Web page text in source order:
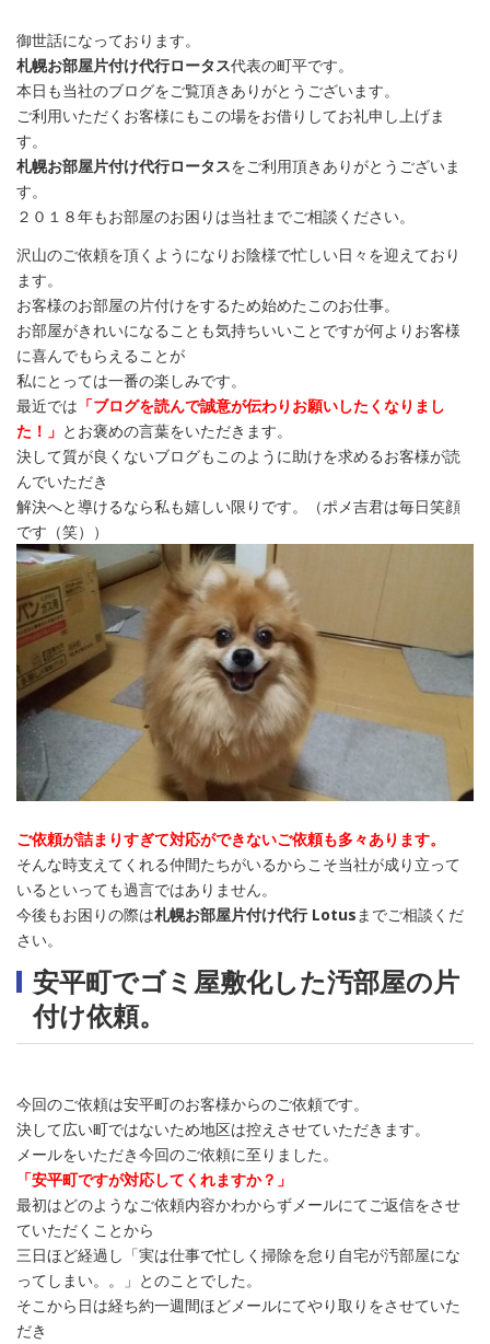
御世話になっております。
札幌お部屋片付け代行ロータス代表の町平です。
本日も当社のブログをご覧頂きありがとうございます。
ご利用いただくお客様にもこの場をお借りしてお礼申し上げま
す。
札幌お部屋片付け代行ロータスをご利用頂きありがとうございま
す。
２０１８年もお部屋のお困りは当社までご相談ください。
沢山のご依頼を頂くようになりお陰様で忙しい日々を迎えており
ます。
お客様のお部屋の片付けをするため始めたこのお仕事。
お部屋がきれいになることも気持ちいいことですが何よりお客様
に喜んでもらえることが
私にとっては一番の楽しみです。
最近では 「ブログを読んで誠意が伝わりお願いしたくなりまし
た！」 とお褒めの言葉をいただきます。
決して質が良くないブログもこのように助けを求めるお客様が読
んでいただき
解決へと導けるなら私も嬉しい限りです。（ポメ吉君は毎日笑顔
です（笑））
ご依頼が詰まりすぎて対応ができないご依頼も多々あります。
そんな時支えてくれる仲間たちがいるからこそ当社が成り立って
いるといっても過言ではありません。
今後もお困りの際は札幌お部屋片付け代行 Lotus までご相談くだ
さい。
安平町でゴミ屋敷化した汚部屋の片
付け依頼。
今回のご依頼は安平町のお客様からのご依頼です。
決して広い町ではないため地区は控えさせていただきます。
メールをいただき今回のご依頼に至りました。
「安平町ですが対応してくれますか？」
最初はどのようなご依頼内容かわからずメールにてご返信をさせ
ていただくことから
三日ほど経過し「実は仕事で忙しく掃除を怠り自宅が汚部屋にな
ってしまい。。」とのことでした。
そこから日は経ち約一週間ほどメールにてやり取りをさせていた
だき